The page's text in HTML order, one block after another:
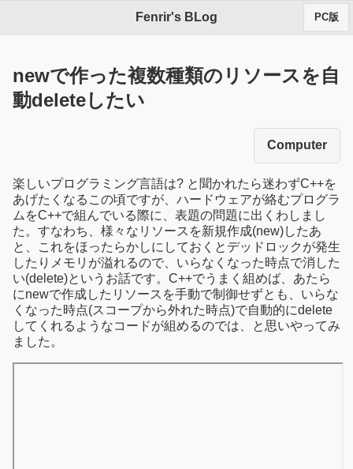
Fenrir's BLog PC版
newで作った複数種類のリソースを自
動deleteしたい
Computer
楽しいプログラミング言語は? と聞かれたら迷わずC++を
あげたくなるこの頃ですが、ハードウェアが絡むプログラ
ムをC++で組んでいる際に、表題の問題に出くわしまし
た。すなわち、様々なリソースを新規作成(new)したあ
と、これをほったらかしにしておくとデッドロックが発生
したりメモリが溢れるので、いらなくなった時点で消した
い(delete)というお話です。C++でうまく組めば、あたら
にnewで作成したリソースを手動で制御せずとも、いらな
くなった時点(スコープから外れた時点)で自動的にdelete
してくれるようなコードが組めるのでは、と思いやってみ
ました。